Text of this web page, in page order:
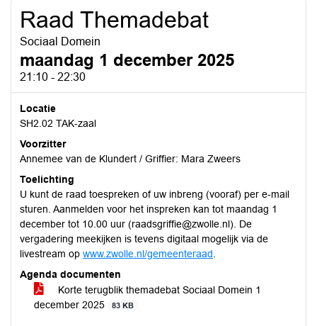
Raad Themadebat
Sociaal Domein
maandag 1 december 2025
21:10 - 22:30
Locatie
SH2.02 TAK-zaal
Voorzitter
Annemee van de Klundert / Griffier: Mara Zweers
Toelichting
U kunt de raad toespreken of uw inbreng (vooraf) per e-mail
sturen. Aanmelden voor het inspreken kan tot maandag 1
december tot 10.00 uur (raadsgriffie@zwolle.nl). De
vergadering meekijken is tevens digitaal mogelijk via de
livestream op www.zwolle.nl/gemeenteraad
Agenda documenten
Korte terugblik themadebat Sociaal Domein 1
december 2025
83 KB